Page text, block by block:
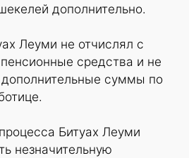
дополнительно.
Леуми не отчислял с
средства и не
суммы по
Битуах Леуми
незначительную